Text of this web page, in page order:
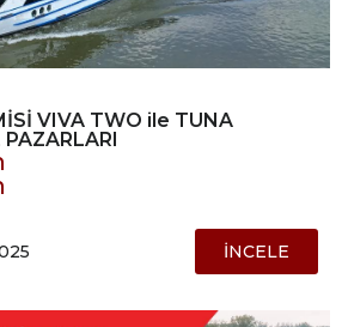
VIVA TWO ile TUNA
PAZARLARI
İNCELE